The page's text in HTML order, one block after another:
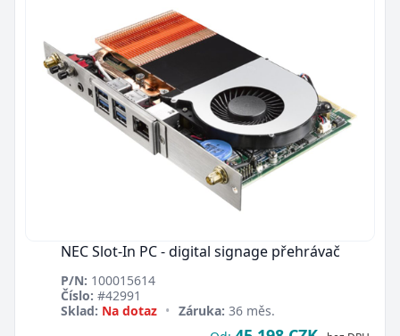
NEC Slot-In PC - digital signage přehrávač
P/N: 100015614
Číslo: #42991
Sklad: Na dotaz • Záruka: 36 měs.